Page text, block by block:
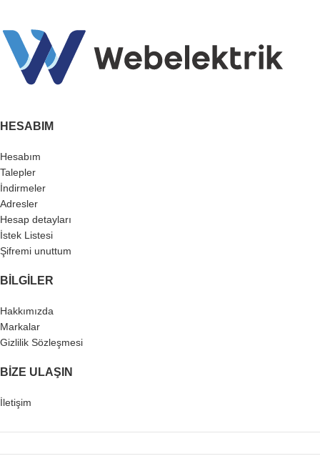
HESABIM
Hesabım
Talepler
İndirmeler
Adresler
Hesap detayları
İstek Listesi
Şifremi unuttum
BILGILER
Hakkımızda
Markalar
Gizlilik Sözleşmesi
BIZE ULAŞIN
İletişim